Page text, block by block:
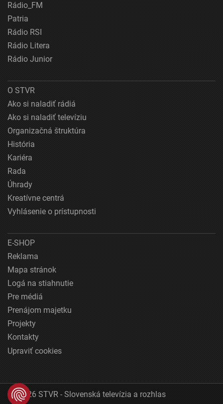
Rádio_FM
Patria
Rádio RSI
Rádio Litera
Rádio Junior
O STVR
Ako si naladiť rádiá
Ako si naladiť televíziu
Organizačná štruktúra
História
Kariéra
Rada
Úhrady
Kreatívne centrá
Vyhlásenie o prístupnosti
E-SHOP
Reklama
Mapa stránok
Logá na stiahnutie
Pre médiá
Prenájom majetku
Projekty
Kontakty
Upraviť cookies
© 2026 STVR - Slovenská televízia a rozhlas